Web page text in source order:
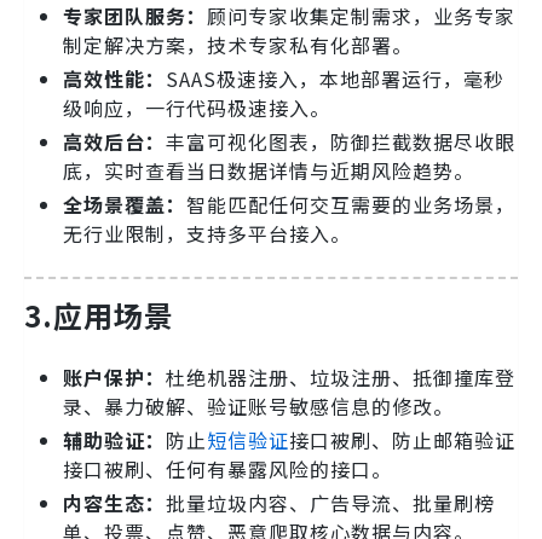
专家团队服务： 顾问专家收集定制需求，业务专家
制定解决方案，技术专家私有化部署。
高效性能： SAAS极速接入，本地部署运行，毫秒
级响应，一行代码极速接入。
高效后台： 丰富可视化图表，防御拦截数据尽收眼
底，实时查看当日数据详情与近期风险趋势。
全场景覆盖： 智能匹配任何交互需要的业务场景，
无行业限制，支持多平台接入。
3.应用场景
账户保护： 杜绝机器注册、垃圾注册、抵御撞库登
录、暴力破解、验证账号敏感信息的修改。
辅助验证： 防止短信验证接口被刷、防止邮箱验证
接口被刷、任何有暴露风险的接口。
内容生态： 批量垃圾内容、广告导流、批量刷榜
单、投票、点赞、恶意爬取核心数据与内容。